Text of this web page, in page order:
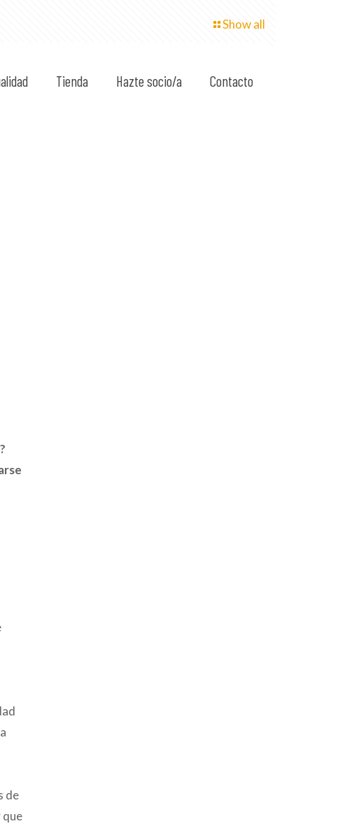
Tienda Hazte socio/a Contacto
Show all
de
que